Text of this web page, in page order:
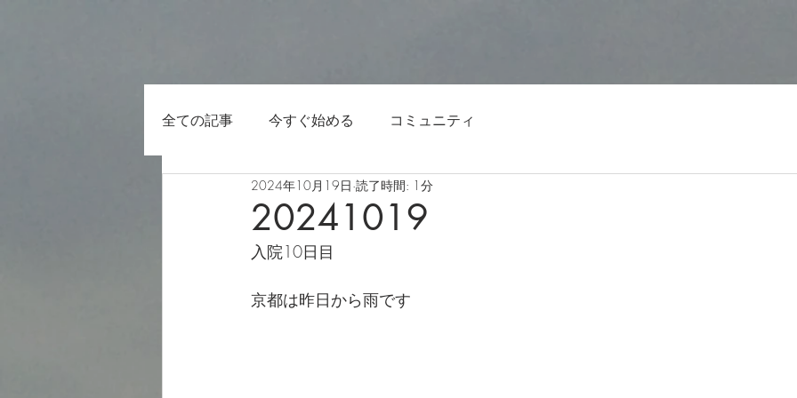
全ての記事 今すぐ始める コミュニティ
20241019
2024年10月19日 読了時間: 1分
入院10日目
京都は昨日から雨です